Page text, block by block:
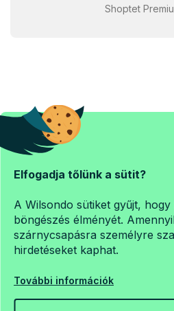
Elfogadja tőlünk a sütit?
A Wilsondo sütiket gyűjt,
böngészés élményét.
szárnycsapásra személyre
hirdetéseket kaphat.
További információk
Shoptet